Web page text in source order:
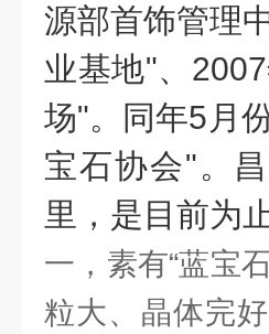
源部首饰管理
业基地"、
场"。同年5月
宝石协会"。
里，是目前为
一，素有“蓝宝
粒大、晶体完